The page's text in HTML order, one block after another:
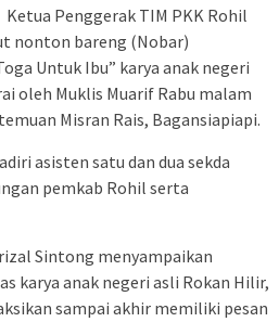
Penggerak TIM PKK Rohil
nonton bareng (Nobar)
Untuk Ibu” karya anak negeri
oleh Muklis Muarif Rabu malam
Misran Rais, Bagansiapiapi.
asisten satu dan dua sekda
pemkab Rohil serta
Sintong menyampaikan
karya anak negeri asli Rokan Hilir,
sampai akhir memiliki pesan